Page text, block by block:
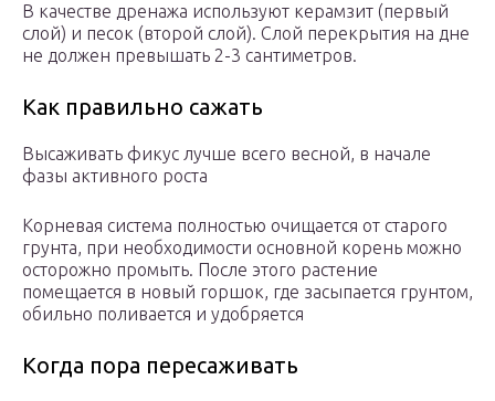
В качестве дренажа используют керамзит (первый
слой) и песок (второй слой). Слой перекрытия на дне
не должен превышать 2-3 сантиметров.
Как правильно сажать
Высаживать фикус лучше всего весной, в начале
фазы активного роста
Корневая система полностью очищается от старого
грунта, при необходимости основной корень можно
осторожно промыть. После этого растение
помещается в новый горшок, где засыпается грунтом,
обильно поливается и удобряется
Когда пора пересаживать